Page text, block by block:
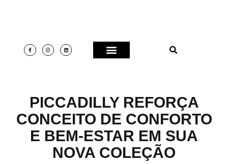
PICCADILLY REFORÇA
CONCEITO DE CONFORTO
E BEM-ESTAR EM SUA
NOVA COLEÇÃO